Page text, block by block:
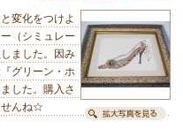
変化をつけよ
（シミュレー
ました。因み
グリーン・ホ
した。購入さ
せんね☆